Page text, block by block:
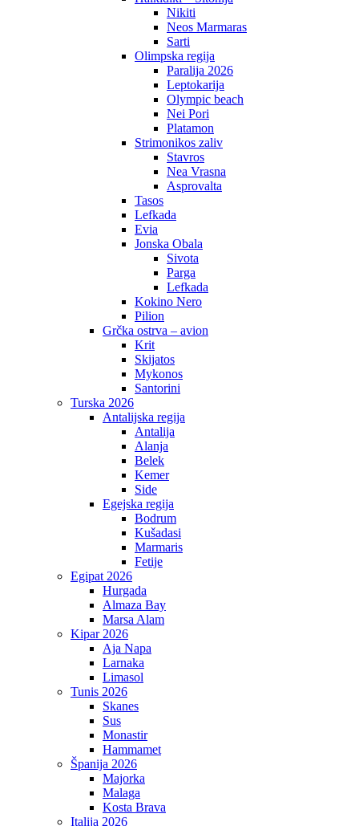
Nikiti
Neos Marmaras
Sarti
Olimpska regija
Paralija 2026
Leptokarija
Olympic beach
Nei Pori
Platamon
Strimonikos zaliv
Stavros
Nea Vrasna
Asprovalta
Tasos
Lefkada
Evia
Jonska Obala
Sivota
Parga
Lefkada
Kokino Nero
Pilion
Grčka ostrva – avion
Krit
Skijatos
Mykonos
Santorini
Turska 2026
Antalijska regija
Antalija
Alanja
Belek
Kemer
Side
Egejska regija
Bodrum
Kušadasi
Marmaris
Fetije
Egipat 2026
Hurgada
Almaza Bay
Marsa Alam
Kipar 2026
Aja Napa
Larnaka
Limasol
Tunis 2026
Skanes
Sus
Monastir
Hammamet
Španija 2026
Majorka
Malaga
Kosta Brava
Italija 2026